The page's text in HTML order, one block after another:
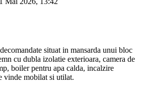
situat in mansarda unui bloc
cu dubla izolatie exterioara, camera de
boiler pentru apa calda, incalzire
vinde mobilat si utilat.